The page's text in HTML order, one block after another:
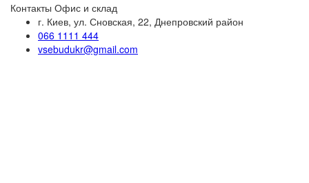
Контакты Офис и склад
г. Киев, ул. Сновская, 22, Днепровский район
066 1111 444
vsebudukr@gmail.com